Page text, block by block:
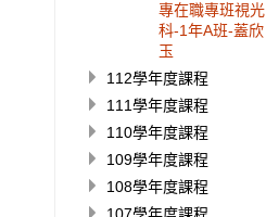
專在職專班視光
科-1年A班-蓋欣
玉
112學年度課程
111學年度課程
110學年度課程
109學年度課程
108學年度課程